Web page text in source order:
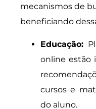
mecanismos de
beneficiando
Educação:
online estão
cursos e
do aluno.